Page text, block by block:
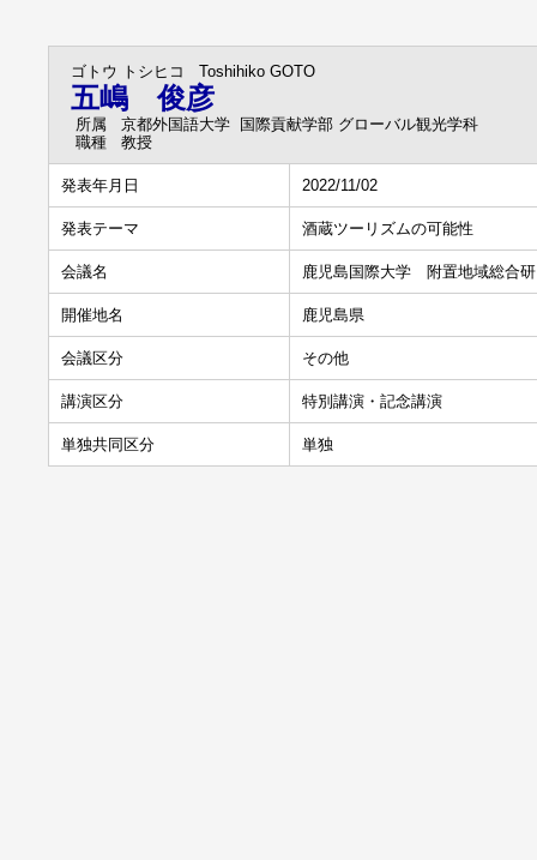
ゴトウ トシヒコ Toshihiko GOTO
五嶋 俊彦
所属
京都外国語大学 国際貢献学部 グローバル観光学科
職種
教授
発表年月日 2022/11/02
発表テーマ 酒蔵ツーリズムの可能性
会議名 鹿児島国際大学 附置地域総合
開催地名 鹿児島県
会議区分 その他
講演区分 特別講演・記念講演
単独共同区分 単独